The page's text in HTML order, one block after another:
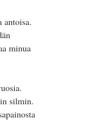
antoisa.
minua
silmin.